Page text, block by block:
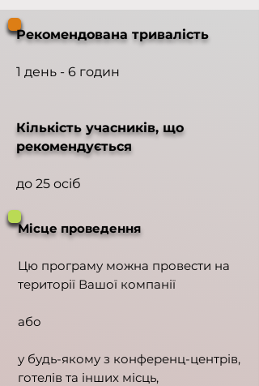
Рекомендована тривалість
1 день - 6 годин
Кількість учасників, що
рекомендується
до 25 осіб
Місце проведення
Цю програму можна провести на
території Вашої компанії
або
у будь-якому з конференц-центрів,
готелів та інших місць,